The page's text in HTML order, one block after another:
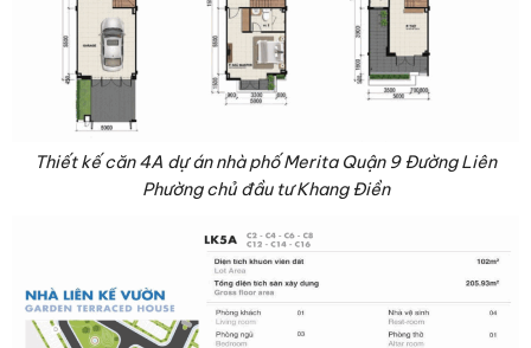
Thiết kế căn 4A dự án nhà phố Merita Quận 9 Đường Liên
Phường chủ đầu tư Khang Điền